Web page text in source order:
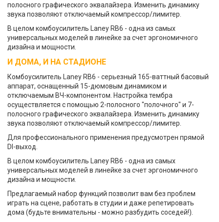
полосного графического эквалайзера. Изменить динамику
звука позволяют отключаемый компрессор/лимитер.
В целом комбоусилитель Laney RB6 - одна из самых
универсальных моделей в линейке за счет эргономичного
дизайна и мощности.
И ДОМА, И НА СТАДИОНЕ
Комбоусилитель Laney RB6 - серьезный 165-ваттный басовый
аппарат, оснащенный 15-дюмовым динамиком и
отключаемым ВЧ-компонентом. Настройка тембра
осуществляется с помощью 2-полосного "полочного" и 7-
полосного графического эквалайзера. Изменить динамику
звука позволяют отключаемый компрессор/лимитер.
Для профессионального применения предусмотрен прямой
DI-выход.
В целом комбоусилитель Laney RB6 - одна из самых
универсальных моделей в линейке за счет эргономичного
дизайна и мощности.
Предлагаемый набор функций позволит вам без проблем
играть на сцене, работать в студии и даже репетировать
дома (будьте внимательны - можно разбудить соседей!).